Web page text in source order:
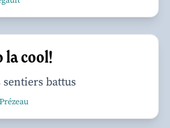
la cool!
sentiers battus